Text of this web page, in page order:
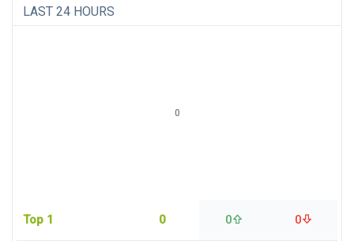
LAST 24 HOURS
Top 1 0 0 0
0